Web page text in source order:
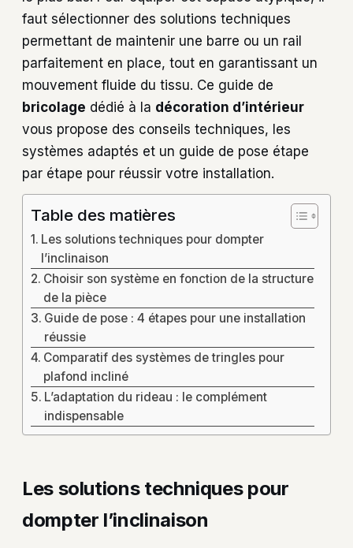
faut sélectionner des solutions techniques
permettant de maintenir une barre ou un rail
parfaitement en place, tout en garantissant un
mouvement fluide du tissu. Ce guide de
bricolage dédié à la décoration d’intérieur
vous propose des conseils techniques, les
systèmes adaptés et un guide de pose étape
par étape pour réussir votre installation.
Table des matières
Les solutions techniques pour dompter
l’inclinaison
Choisir son système en fonction de la structure
de la pièce
Guide de pose : 4 étapes pour une installation
réussie
Comparatif des systèmes de tringles pour
plafond incliné
L’adaptation du rideau : le complément
indispensable
Les solutions techniques pour
dompter l’inclinaison